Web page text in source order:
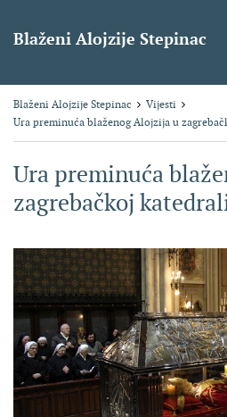
Blaženi Alojzije Stepinac
Blaženi Alojzije Stepinac
Vijesti
Ura preminuća blaženog Alojzija u
Ura preminuća
zagrebačkoj